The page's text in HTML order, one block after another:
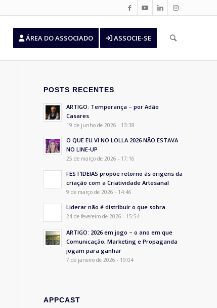
ÁREA DO ASSOCIADO ASSOCIE-SE
POSTS RECENTES
ARTIGO: Temperança – por Adão
Casares
19 de junho de 2026 - 13:38
O QUE EU VI NO LOLLA 2026 NÃO ESTAVA
NO LINE-UP
25 de março de 2026 - 17:16
FEST’IDEIAS propõe retorno às origens da
criação com a Criatividade Artesanal
9 de março de 2026 - 14:46
Liderar não é distribuir o que sobra
24 de fevereiro de 2026 - 15:54
ARTIGO: 2026 em jogo – o ano em que
Comunicação, Marketing e Propaganda
jogam para ganhar
7 de janeiro de 2026 - 19:04
APPCAST